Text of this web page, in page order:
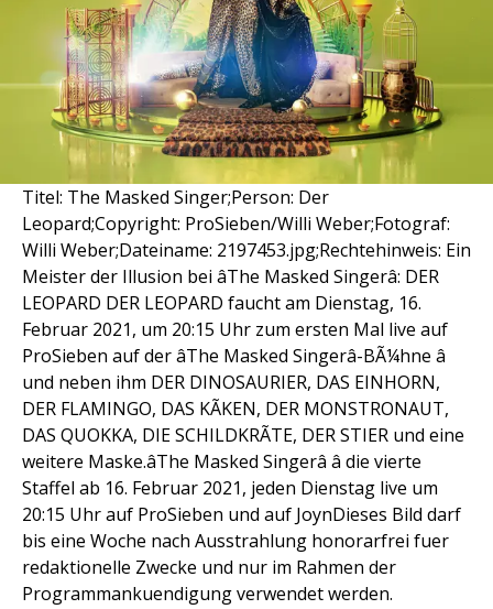
Titel: The Masked Singer;Person: Der
Leopard;Copyright: ProSieben/Willi Weber;Fotograf:
Willi Weber;Dateiname: 2197453.jpg;Rechtehinweis: Ein
Meister der Illusion bei âThe Masked Singerâ: DER
LEOPARD DER LEOPARD faucht am Dienstag, 16.
Februar 2021, um 20:15 Uhr zum ersten Mal live auf
ProSieben auf der âThe Masked Singerâ-BÃ¼hne â
und neben ihm DER DINOSAURIER, DAS EINHORN,
DER FLAMINGO, DAS KÃKEN, DER MONSTRONAUT,
DAS QUOKKA, DIE SCHILDKRÃTE, DER STIER und eine
weitere Maske.âThe Masked Singerâ â die vierte
Staffel ab 16. Februar 2021, jeden Dienstag live um
20:15 Uhr auf ProSieben und auf JoynDieses Bild darf
bis eine Woche nach Ausstrahlung honorarfrei fuer
redaktionelle Zwecke und nur im Rahmen der
Programmankuendigung verwendet werden.